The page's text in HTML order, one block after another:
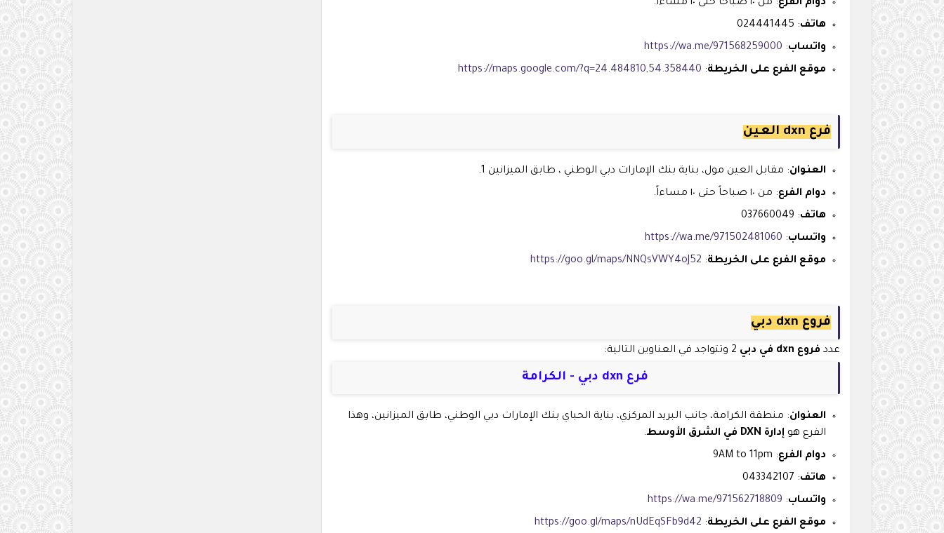
دوام الفرع: من ١٠ صباحاً حتى ١٠ مساءاً.
هاتف: 024441445
واتساب:
https://wa.me/971568259000
موقع الفرع على الخريطة:
https://maps.google.com/?q=24.484810,54.358440
فرع dxn العين
العنوان: مقابل العين مول، بناية بنك الإمارات دبي الوطني ، طابق الميزانين 1.
دوام الفرع: من ١٠ صباحاً حتى ١٠ مساءاً.
هاتف: 037660049
واتساب:
https://wa.me/971502481060
موقع الفرع على الخريطة:
https://goo.gl/maps/NNQsVWY4oJ52
فروع dxn دبي
عدد فروع dxn في دبي
فرع dxn دبي - الكرامة
العنوان: منطقة الكرامة، جانب البريد المركزي، بناية الحباي بنك الإمارات دبي الوطني، طابق الميزانين، وهذا
الفرع هو إدارة DXN في الشرق الأوسط
.
دوام الفرع: 9AM to 11pm
هاتف: 043342107
واتساب:
https://wa.me/971562718809
موقع الفرع على الخريطة:
https://goo.gl/maps/nUdEqSFb9d42